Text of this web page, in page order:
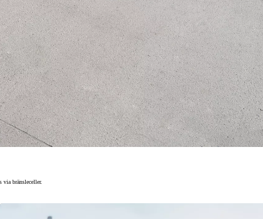
via bränsleceller.